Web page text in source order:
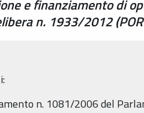
e finanziamento di
n. 1933/2012
n. 1081/2006 del